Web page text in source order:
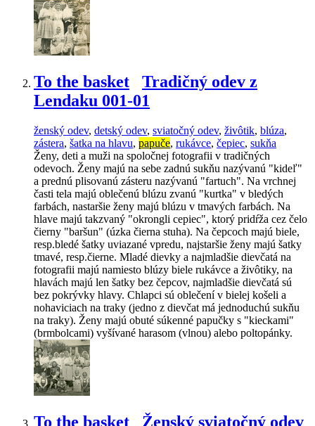
To the basket
Tradičný odev z
Lendaku 001-01
ženský odev, detský odev, sviatočný odev, živôtik, blúza,
zástera, šatka na hlavu, papuče, rukávce, čepiec, sukňa
Ženy, deti a muži na spoločnej fotografii v tradičných
odevoch. Ženy majú na sebe zadnú sukňu nazývanú "kideľ"
a prednú plisovanú zásteru nazývanú "fartuch". Na vrchnej
časti tela majú oblečenú blúzu zvanú "kurtka" v bledých
farbách, nastaršie ženy majú blúzu v tmavých farbách. Na
hlave majú takzvaný "okrongli cepiec", ktorý pridŕža cez čelo
čierny "baršun" (úzka čierna stuha). Na čepcoch majú biele,
resp.bledé šatky uviazané vpredu, najstaršie ženy majú šatky
tmavé, resp.čierne. Mladé dievky a najmladšie dievčatá na
fotografii majú namiesto blúzy biele rukávce a živôtiky, na
hlavách majú len šatky bez čepcov, najmladšie dievčatá sú
bez pokrývky hlavy. Chlapci sú oblečení v bielej košeli a
nohaviciach na traky (jedno z dievčat má jednoduchú sukňu
na traky). Ženy majú obuté súkenné papučky s "kieckami"
(brmbolcami) vyšívané harasom (vlnou) alebo poltopánky.
To the basket Ženský sviatočný odev